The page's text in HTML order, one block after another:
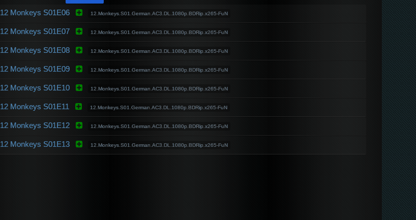
12 Monkeys S01E06 12.Monkeys.S01.German.AC3.DL.1080p.BDRip.x265-FuN
12 Monkeys S01E07 12.Monkeys.S01.German.AC3.DL.1080p.BDRip.x265-FuN
12 Monkeys S01E08 12.Monkeys.S01.German.AC3.DL.1080p.BDRip.x265-FuN
12 Monkeys S01E09 12.Monkeys.S01.German.AC3.DL.1080p.BDRip.x265-FuN
12 Monkeys S01E10 12.Monkeys.S01.German.AC3.DL.1080p.BDRip.x265-FuN
12 Monkeys S01E11 12.Monkeys.S01.German.AC3.DL.1080p.BDRip.x265-FuN
12 Monkeys S01E12 12.Monkeys.S01.German.AC3.DL.1080p.BDRip.x265-FuN
12 Monkeys S01E13 12.Monkeys.S01.German.AC3.DL.1080p.BDRip.x265-FuN